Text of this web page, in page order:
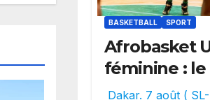
BASKETBALL SPORT
Afrobasket
féminine : le
réalise un
Dakar. 7 août (